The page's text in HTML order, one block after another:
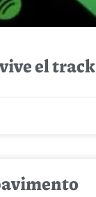
el track